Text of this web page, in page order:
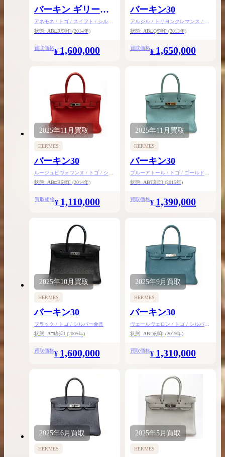
バーキン ギリーズ
30
アネモネ / トゴ / スイフト / シルバ
ー金具
状態: AB□R刻印 (2014年)
買取価格¥ 1,600,000
バーキン30
アルジル / トリヨンクレマンス / シ
ルバー金具
状態: AB□Q刻印 (2013年)
買取価格¥ 1,650,000
2025年11月 買取
HERMES
バーキン30
ルージュピヴォワンヌ / トゴ / シル
バー金具
状態: AB□R刻印 (2014年)
買取価格¥ 1,110,000
2025年11月 買取
HERMES
バーキン30
ブルーアトール / トゴ / ゴールド金
具
状態: ABT刻印 (2015年)
買取価格¥ 1,390,000
2025年10月 買取
HERMES
バーキン30
ブラック / トゴ / シルバー金具
状態: A□I刻印 (2005年)
買取価格¥ 1,600,000
2025年9月 買取
HERMES
バーキン30
ヴェールヴェロン / トゴ / シルバー
金具
状態: ABD刻印 (2019年)
買取価格¥ 1,310,000
2025年6月 買取
HERMES
2025年5月 買取
HERMES